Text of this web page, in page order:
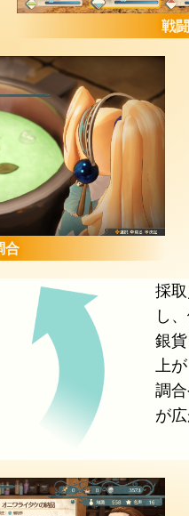
戦闘
合
採
し
銀
上が
調
が